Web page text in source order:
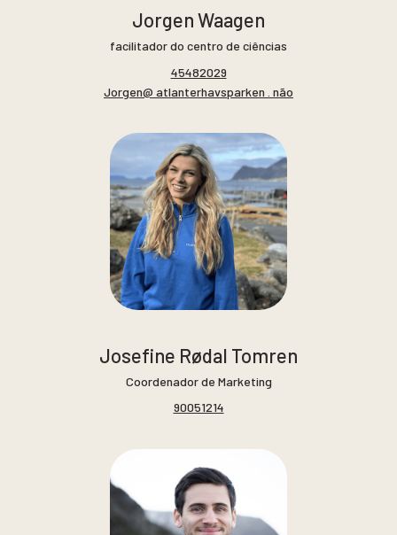
Jorgen Waagen
facilitador do centro de ciências
45482029
Jorgen@ atlanterhavsparken . não
Josefine Rødal Tomren
Coordenador de Marketing
90051214